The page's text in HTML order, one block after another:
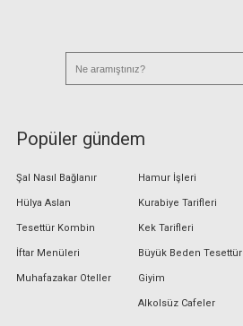
Popüler gündem
Şal Nasıl Bağlanır
Hülya Aslan
Tesettür Kombin
İftar Menüleri
Muhafazakar Oteller
Hamur İşleri
Kurabiye Tarifleri
Kek Tarifleri
Büyük Beden Tesettür
Giyim
Alkolsüz Cafeler